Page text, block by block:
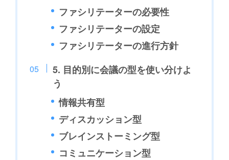
ファシリテーターの必要性
ファシリテーターの設定
ファシリテーターの進行方針
5. 目的別に会議の型を使い分けよ
う
情報共有型
ディスカッション型
ブレインストーミング型
コミュニケーション型